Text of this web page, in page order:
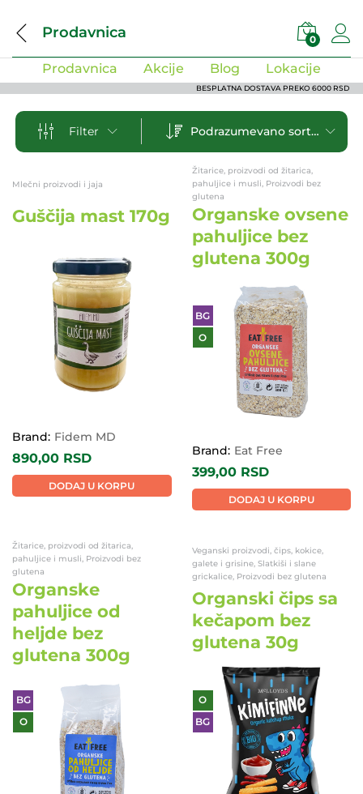
Prodavnica 0
Prodavnica Akcije Blog Lokacije
BESPLATNA DOSTAVA PREKO 6000 RSD
Filter Podrazumevano sortiranje
Mlečni proizvodi i jaja
Guščija mast 170g
Brand: Fidem MD
890,00 RSD
DODAJ U KORPU
Žitarice, proizvodi od žitarica,
pahuljice i musli, Proizvodi bez
glutena
Organske ovsene
pahuljice bez
glutena 300g
BG
O
Brand: Eat Free
399,00 RSD
DODAJ U KORPU
Žitarice, proizvodi od žitarica,
pahuljice i musli, Proizvodi bez
glutena
Organske
pahuljice od
heljde bez
glutena 300g
BG
O
Veganski proizvodi, čips, kokice,
galete i grisine, Slatkiši i slane
grickalice, Proizvodi bez glutena
Organski čips sa
kečapom bez
glutena 30g
O
BG